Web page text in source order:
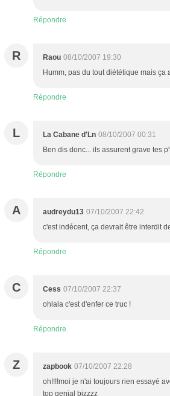
Répondre
R Raou 08/10/2007 19:30
Humm, pas du tout diététique mais ça
Répondre
L La Cabane d'Ln 08/10/2007 00:31
Ben dis donc... ils assurent grave tes
Répondre
A audreydu13 07/10/2007 22:42
c'est indécent, ça devrait être interdit
Répondre
C Cess 07/10/2007 22:37
ohlala c'est d'enfer ce truc !
Répondre
Z zapbook 07/10/2007 22:28
oh!!!!moi je n'ai toujours rien essayé
top genial bizzzz